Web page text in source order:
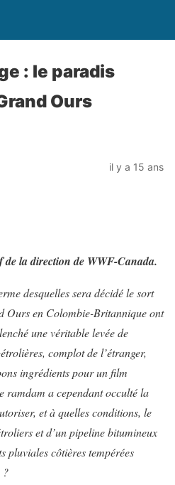
: le paradis
Ours
il y a 15 ans
de la direction de WWF-Canada.
desquelles sera décidé le sort
Ours en Colombie-Britannique ont
une véritable levée de
complot de l’étranger,
ingrédients pour un film
ramdam a cependant occulté la
et à quelles conditions, le
et d’un pipeline bitumineux
pluviales côtières tempérées
?